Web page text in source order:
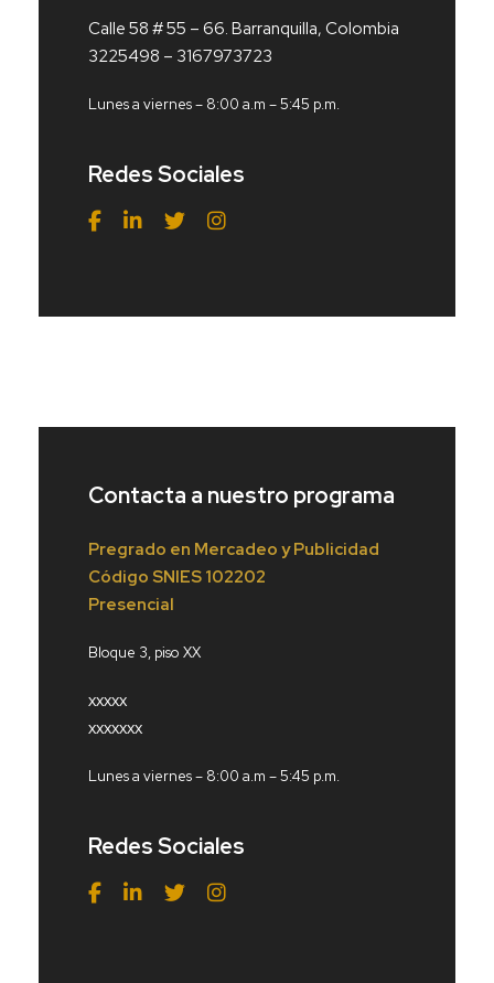
Calle 58 # 55 – 66. Barranquilla, Colombia
3225498 – 3167973723
Lunes a viernes – 8:00 a.m – 5:45 p.m.
Redes Sociales
Contacta a nuestro programa
Pregrado en Mercadeo y Publicidad
Código SNIES 102202
Presencial
Bloque 3, piso XX
xxxxx
xxxxxxx
Lunes a viernes – 8:00 a.m – 5:45 p.m.
Redes Sociales